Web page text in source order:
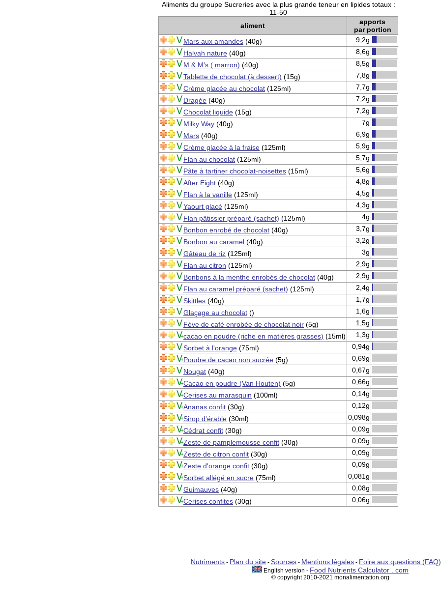
Aliments du groupe Sucreries avec la plus grande teneur en lipides totaux :
11-50
aliment
apports
par portion
Mars aux amandes (40g)
9,2g
Halvah nature (40g)
8,6g
M & M's ( marron) (40g)
8,5g
Tablette de chocolat (à dessert) (15g)
7,8g
Crème glacée au chocolat (125ml)
7,7g
Dragée (40g)
7,2g
Chocolat liquide (15g)
7,2g
Milky Way (40g)
7g
Mars (40g)
6,9g
Crème glacée à la fraise (125ml)
5,9g
Flan au chocolat (125ml)
5,7g
Pâte à tartiner chocolat-noisettes (15ml)
5,6g
After Eight (40g)
4,8g
Flan à la vanille (125ml)
4,5g
Yaourt glacé (125ml)
4,3g
Flan pâtissier préparé (sachet) (125ml)
4g
Bonbon enrobé de chocolat (40g)
3,7g
Bonbon au caramel (40g)
3,2g
Gâteau de riz (125ml)
3g
Flan au citron (125ml)
2,9g
Bonbons à la menthe enrobés de chocolat (40g)
2,9g
Flan au caramel préparé (sachet) (125ml)
2,4g
Skittles (40g)
1,7g
Glaçage au chocolat ()
1,6g
Fève de café enrobée de chocolat noir (5g)
1,5g
cacao en poudre (riche en matières grasses) (15ml)
1,3g
Sorbet à l'orange (75ml)
0,94g
Poudre de cacao non sucrée (5g)
0,69g
Nougat (40g)
0,67g
Cacao en poudre (Van Houten) (5g)
0,66g
Cerises au marasquin (100ml)
0,14g
Ananas confit (30g)
0,12g
Sirop d'érable (30ml)
0,098g
Cédrat confit (30g)
0,09g
Zeste de pamplemousse confit (30g)
0,09g
Zeste de citron confit (30g)
0,09g
Zeste d'orange confit (30g)
0,09g
Sorbet allégé en sucre (75ml)
0,081g
Guimauves (40g)
0,08g
Cerises confites (30g) 0,06g
Nutriments - Plan du site - Sources - Mentions légales - Foire aux questions (FAQ)
English version - Food Nutrients Calculator . com
© copyright 2010-2021 monalimentation.org